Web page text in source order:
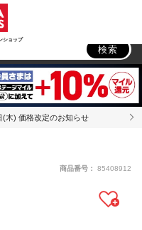
ショップ
検索
(木) 価格改定のお知らせ
商品番号： 85408912